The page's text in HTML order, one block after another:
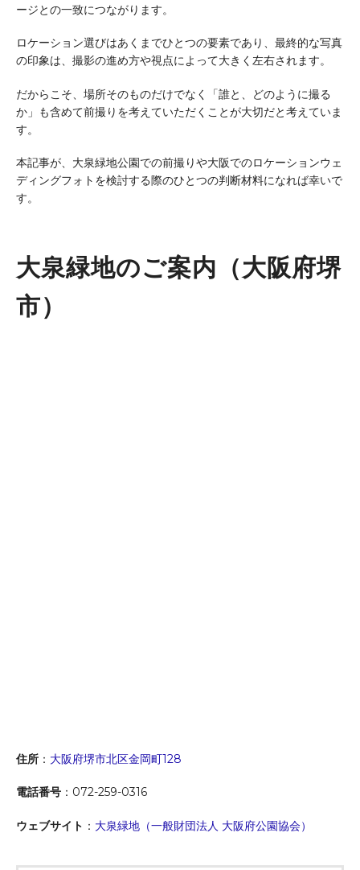
ージとの一致につながります。
ロケーション選びはあくまでひとつの要素であり、最終的な写真
の印象は、撮影の進め方や視点によって大きく左右されます。
だからこそ、場所そのものだけでなく「誰と、どのように撮る
か」も含めて前撮りを考えていただくことが大切だと考えていま
す。
本記事が、大泉緑地公園での前撮りや大阪でのロケーションウェ
ディングフォトを検討する際のひとつの判断材料になれば幸いで
す。
大泉緑地のご案内（大阪府堺
市）
住所 ： 大阪府堺市北区金岡町128
電話番号 ：072-259-0316
ウェブサイト ： 大泉緑地（一般財団法人 大阪府公園協会）